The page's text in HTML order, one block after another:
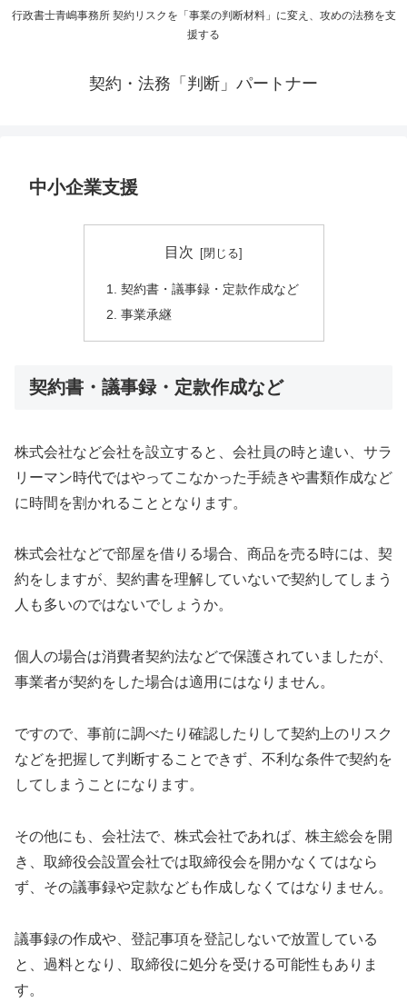
行政書士青嶋事務所 契約リスクを「事業の判断材料」に変え、攻めの法務を支
援する
契約・法務「判断」パートナー
中小企業支援
目次
契約書・議事録・定款作成など
事業承継
契約書・議事録・定款作成など
株式会社など会社を設立すると、会社員の時と違い、サラ
リーマン時代ではやってこなかった手続きや書類作成など
に時間を割かれることとなります。
株式会社などで部屋を借りる場合、商品を売る時には、契
約をしますが、契約書を理解していないで契約してしまう
人も多いのではないでしょうか。
個人の場合は消費者契約法などで保護されていましたが、
事業者が契約をした場合は適用にはなりません。
ですので、事前に調べたり確認したりして契約上のリスク
などを把握して判断することできず、不利な条件で契約を
してしまうことになります。
その他にも、会社法で、株式会社であれば、株主総会を開
き、取締役会設置会社では取締役会を開かなくてはなら
ず、その議事録や定款なども作成しなくてはなりません。
議事録の作成や、登記事項を登記しないで放置している
と、過料となり、取締役に処分を受ける可能性もありま
す。